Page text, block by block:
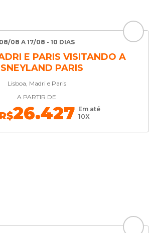
08/08 A 17/08 - 10 DIAS
E PARIS VISITANDO A
PARIS
Lisboa, Madri e Paris
A PARTIR DE
R$26.427 Em até
10X